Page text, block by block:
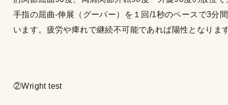
手指の屈曲-伸展（グーパー）を１回/1秒のペースで3分
います。疲労や痺れで継続不可能であれば陽性となりま
②Wright test